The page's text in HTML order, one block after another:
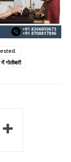
गोलीबारी